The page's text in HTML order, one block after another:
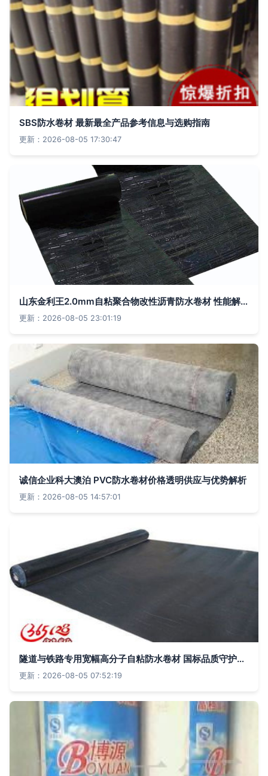
SBS防水卷材 最新最全产品参考信息与选购指南
更新：2026-08-05 17:30:47
山东金利王2.0mm自粘聚合物改性沥青防水卷材 性能解析与视觉呈现
更新：2026-08-05 23:01:19
诚信企业科大澳泊 PVC防水卷材价格透明供应与优势解析
更新：2026-08-05 14:57:01
隧道与铁路专用宽幅高分子自粘防水卷材 国标品质守护工程安全
更新：2026-08-05 07:52:19